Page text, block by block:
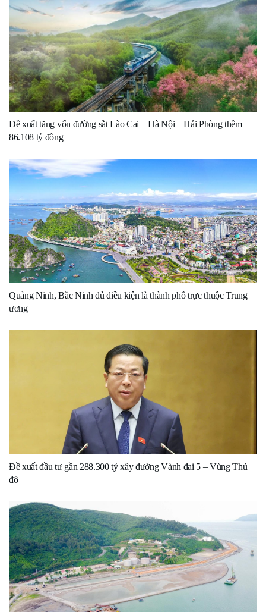
Đề xuất tăng vốn đường sắt Lào Cai – Hà Nội – Hải Phòng thêm
86.108 tỷ đồng
Quảng Ninh, Bắc Ninh đủ điều kiện là thành phố trực thuộc Trung
ương
Đề xuất đầu tư gần 288.300 tỷ xây đường Vành đai 5 – Vùng Thủ
đô